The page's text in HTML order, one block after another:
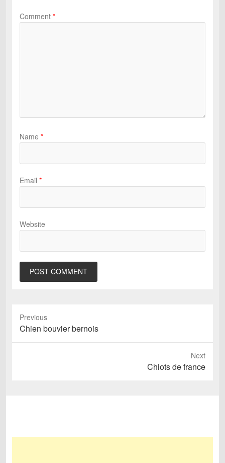
Comment *
Name *
Email *
Website
Previous
Previous
post:
Chien bouvier bernois
Next
Chiots de france